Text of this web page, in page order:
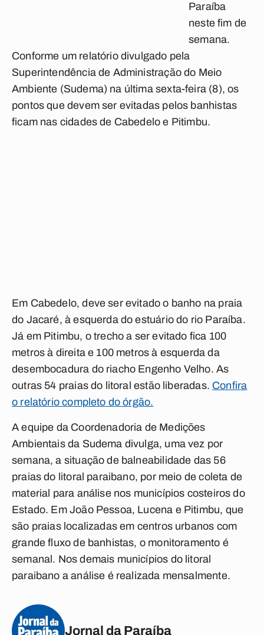
Paraíba
neste fim de
semana.
Conforme um relatório divulgado pela
Superintendência de Administração do Meio
Ambiente (Sudema) na última sexta-feira (8), os
pontos que devem ser evitadas pelos banhistas
ficam nas cidades de Cabedelo e Pitimbu.
Em Cabedelo, deve ser evitado o banho na praia
do Jacaré, à esquerda do estuário do rio Paraíba.
Já em Pitimbu, o trecho a ser evitado fica 100
metros à direita e 100 metros à esquerda da
desembocadura do riacho Engenho Velho. As
outras 54 praias do litoral estão liberadas. Confira
o relatório completo do órgão.
A equipe da Coordenadoria de Medições
Ambientais da Sudema divulga, uma vez por
semana, a situação de balneabilidade das 56
praias do litoral paraibano, por meio de coleta de
material para análise nos municípios costeiros do
Estado. Em João Pessoa, Lucena e Pitimbu, que
são praias localizadas em centros urbanos com
grande fluxo de banhistas, o monitoramento é
semanal. Nos demais municípios do litoral
paraibano a análise é realizada mensalmente.
Jornal da Paraíba